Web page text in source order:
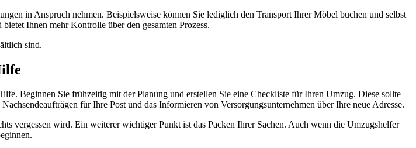
in Anspruch nehmen. Beispielsweise können Sie lediglich den Transport Ihrer Möbel buchen und selbst
Ihnen mehr Kontrolle über den gesamten Prozess.
sind.
Beginnen Sie frühzeitig mit der Planung und erstellen Sie eine Checkliste für Ihren Umzug. Diese sollte
für Ihre Post und das Informieren von Versorgungsunternehmen über Ihre neue Adresse.
vergessen wird. Ein weiterer wichtiger Punkt ist das Packen Ihrer Sachen. Auch wenn die Umzugshelfer